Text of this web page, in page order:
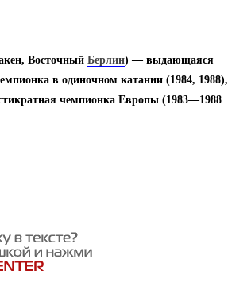
, Восточный Берлин) — выдающаяся
в одиночном катании (1984, 1988),
чемпионка Европы (1983—1988